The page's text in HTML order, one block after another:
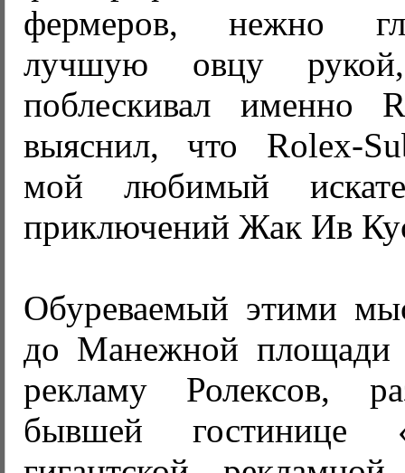
фермеров, нежно
лучшую овцу
поблескивал именно
выяснил, что Rolex-
мой любимый
приключений Жак Ив
Обуреваемый этими
до Манежной площади
рекламу Ролексов,
бывшей гостинице